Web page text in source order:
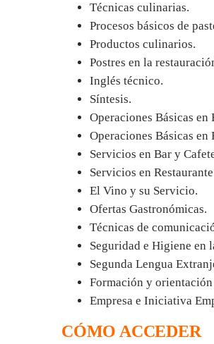
Técnicas culinarias.
Procesos básicos de
Productos culinarios.
Postres en la
Inglés técnico.
Síntesis.
Operaciones Básicas en
Operaciones Básicas en
Servicios en Bar y
Servicios en
El Vino y su Servicio.
Ofertas Gastronómicas.
Técnicas de
Seguridad e Higiene en
Segunda Lengua
Formación y
Empresa e Iniciativa
CÓMO ACCEDER